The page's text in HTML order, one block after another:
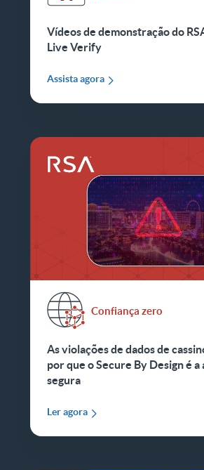
Vídeos de demonstração do
Live Verify
Assista agora
Confiança zero
As violações de dados de
por que o Secure By Design é a
segura
Ler agora